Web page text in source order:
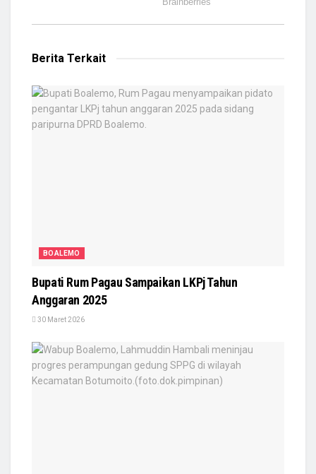
Berita Terkait
BOALEMO
Bupati Rum Pagau Sampaikan LKPj Tahun
Anggaran 2025
30 Maret 2026